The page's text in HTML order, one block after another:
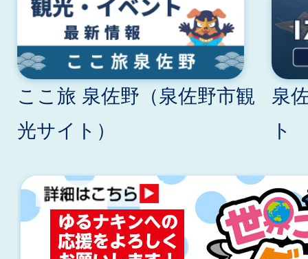
ここ旅 泉佐野（泉佐野市観
光サイト）
泉
ト
2
枚